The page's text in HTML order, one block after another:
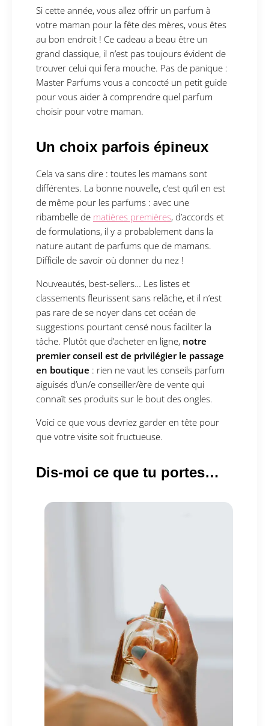
Si cette année, vous allez offrir un parfum à
votre maman pour la fête des mères, vous êtes
au bon endroit ! Ce cadeau a beau être un
grand classique, il n’est pas toujours évident de
trouver celui qui fera mouche. Pas de panique :
Master Parfums vous a concocté un petit guide
pour vous aider à comprendre quel parfum
choisir pour votre maman.
Un choix parfois épineux
Cela va sans dire : toutes les mamans sont
différentes. La bonne nouvelle, c’est qu’il en est
de même pour les parfums : avec une
ribambelle de matières premières, d’accords et
de formulations, il y a probablement dans la
nature autant de parfums que de mamans.
Difficile de savoir où donner du nez !
Nouveautés, best-sellers… Les listes et
classements fleurissent sans relâche, et il n’est
pas rare de se noyer dans cet océan de
suggestions pourtant censé nous faciliter la
tâche. Plutôt que d’acheter en ligne, notre
premier conseil est de privilégier le passage
en boutique : rien ne vaut les conseils parfum
aiguisés d’un/e conseiller/ère de vente qui
connaît ses produits sur le bout des ongles.
Voici ce que vous devriez garder en tête pour
que votre visite soit fructueuse.
Dis-moi ce que tu portes…